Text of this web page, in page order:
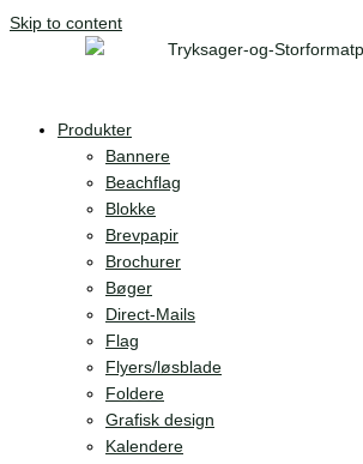
Skip to content
Produkter
Bannere
Beachflag
Blokke
Brevpapir
Brochurer
Bøger
Direct-Mails
Flag
Flyers/løsblade
Foldere
Grafisk design
Kalendere